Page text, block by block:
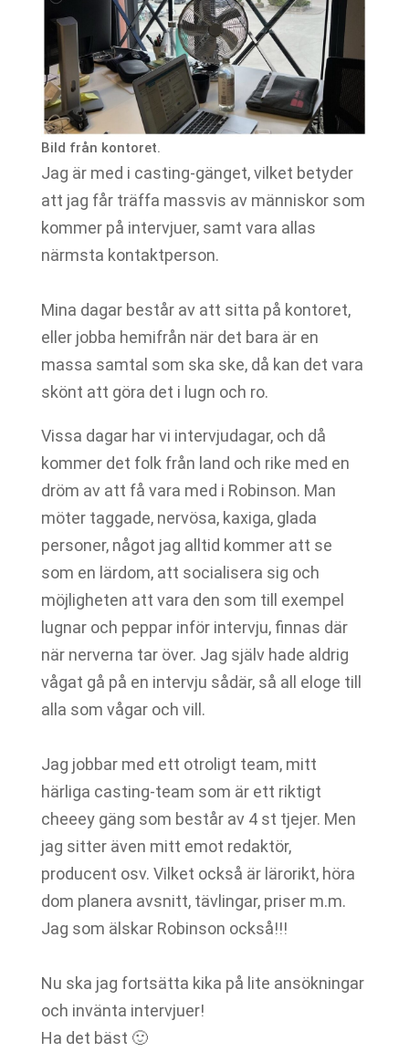
Bild från kontoret.
Jag är med i casting-gänget, vilket betyder
att jag får träffa massvis av människor som
kommer på intervjuer, samt vara allas
närmsta kontaktperson.
Mina dagar består av att sitta på kontoret,
eller jobba hemifrån när det bara är en
massa samtal som ska ske, då kan det vara
skönt att göra det i lugn och ro.
Vissa dagar har vi intervjudagar, och då
kommer det folk från land och rike med en
dröm av att få vara med i Robinson. Man
möter taggade, nervösa, kaxiga, glada
personer, något jag alltid kommer att se
som en lärdom, att socialisera sig och
möjligheten att vara den som till exempel
lugnar och peppar inför intervju, finnas där
när nerverna tar över. Jag själv hade aldrig
vågat gå på en intervju sådär, så all eloge till
alla som vågar och vill.
Jag jobbar med ett otroligt team, mitt
härliga casting-team som är ett riktigt
cheeey gäng som består av 4 st tjejer. Men
jag sitter även mitt emot redaktör,
producent osv. Vilket också är lärorikt, höra
dom planera avsnitt, tävlingar, priser m.m.
Jag som älskar Robinson också!!!
Nu ska jag fortsätta kika på lite ansökningar
och invänta intervjuer!
Ha det bäst 🙂